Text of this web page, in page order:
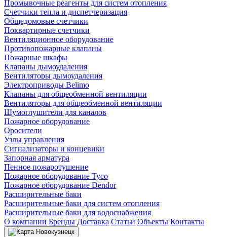
Промывочные реагенты для систем отопления
Счетчики тепла и диспетчеризация
Общедомовые счетчики
Поквартирные счетчики
Вентиляционное оборудование
Противопожарные клапаны
Пожарные шкафы
Клапаны дымоудаления
Вентиляторы дымоудаления
Электроприводы Belimo
Клапаны для общеобменной вентиляции
Вентиляторы для общеобменной вентиляции
Шумоглушители для каналов
Пожарное оборудование
Оросители
Узлы управления
Сигнализаторы и концевики
Запорная арматура
Пенное пожаротушение
Пожарное оборудование Tyco
Пожарное оборудование Dendor
Расширительные баки
Расширительные баки для систем отопления
Расширительные баки для водоснабжения
О компании Бренды Доставка Статьи Объекты Контакты
Новокузнецк